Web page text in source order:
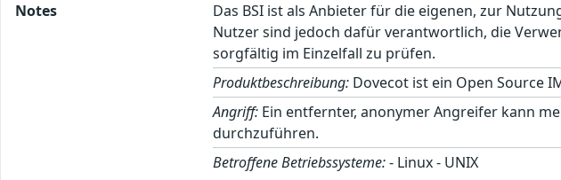
Notes
Das BSI ist als Anbieter für die eigenen, zur
Nutzer sind jedoch dafür verantwortlich, die
sorgfältig im Einzelfall zu prüfen.
Produktbeschreibung: Dovecot ist ein Open Source
Angriff: Ein entfernter, anonymer Angreifer kann
durchzuführen.
Betroffene Betriebssysteme:- Linux - UNIX